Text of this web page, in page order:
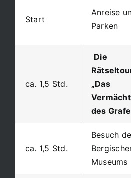
Start
Anreise
Parken
ca. 1,5 Std.
Die
„Das
des
ca. 1,5 Std.
Besuch
Museums